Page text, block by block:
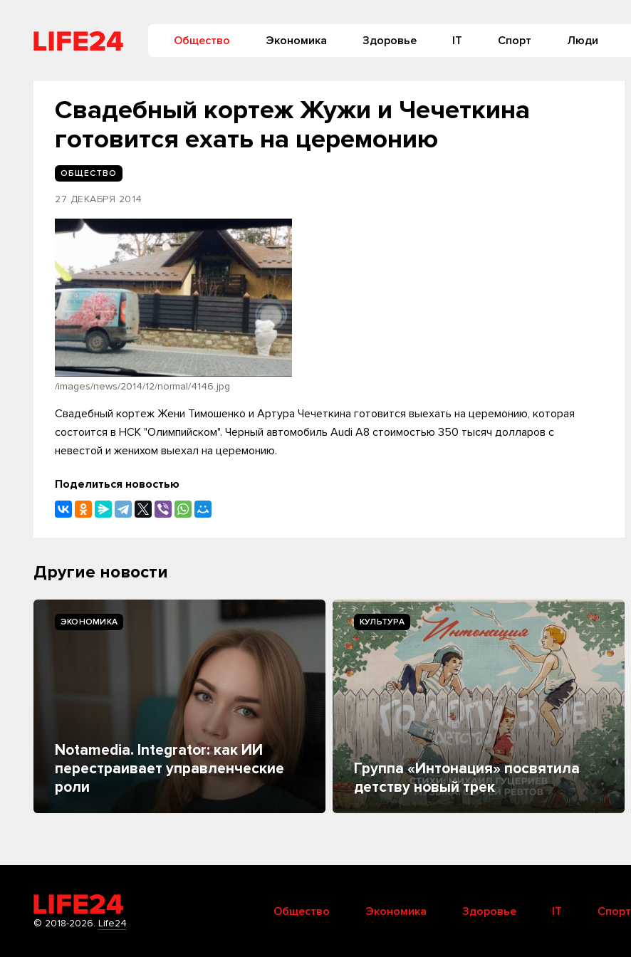
Общество Экономика Здоровье IT Спорт Люди
Свадебный кортеж Жужи и Чечеткина
готовится ехать на церемонию
ОБЩЕСТВО
27 ДЕКАБРЯ 2014
/images/news/2014/12/normal/4146.jpg
Свадебный кортеж Жени Тимошенко и Артура Чечеткина готовится выехать на церемонию, которая
состоится в НСК "Олимпийском". Черный автомобиль Audi A8 стоимостью 350 тысяч долларов с
невестой и женихом выехал на церемонию.
Поделиться новостью
Другие новости
ЭКОНОМИКА
Notamedia. Integrator: как ИИ
перестраивает управленческие
роли
КУЛЬТУРА
Группа «Интонация» посвятила
детству новый трек
© 2018-2026. Life24
Общество Экономика Здоровье IT Спорт